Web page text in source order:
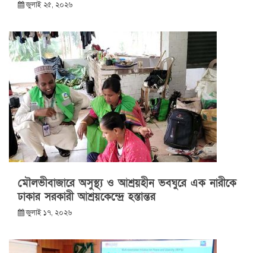
জুলাই ২৫, ২০২৬
মৌলভীবাজারে অসুস্থ্য ও আশ্রয়হীন ভবঘুরে এক নারীকে
ঢাকার সরকারী আশ্রয়কেন্দ্রে হস্তান্তর
জুলাই ১৭, ২০২৬